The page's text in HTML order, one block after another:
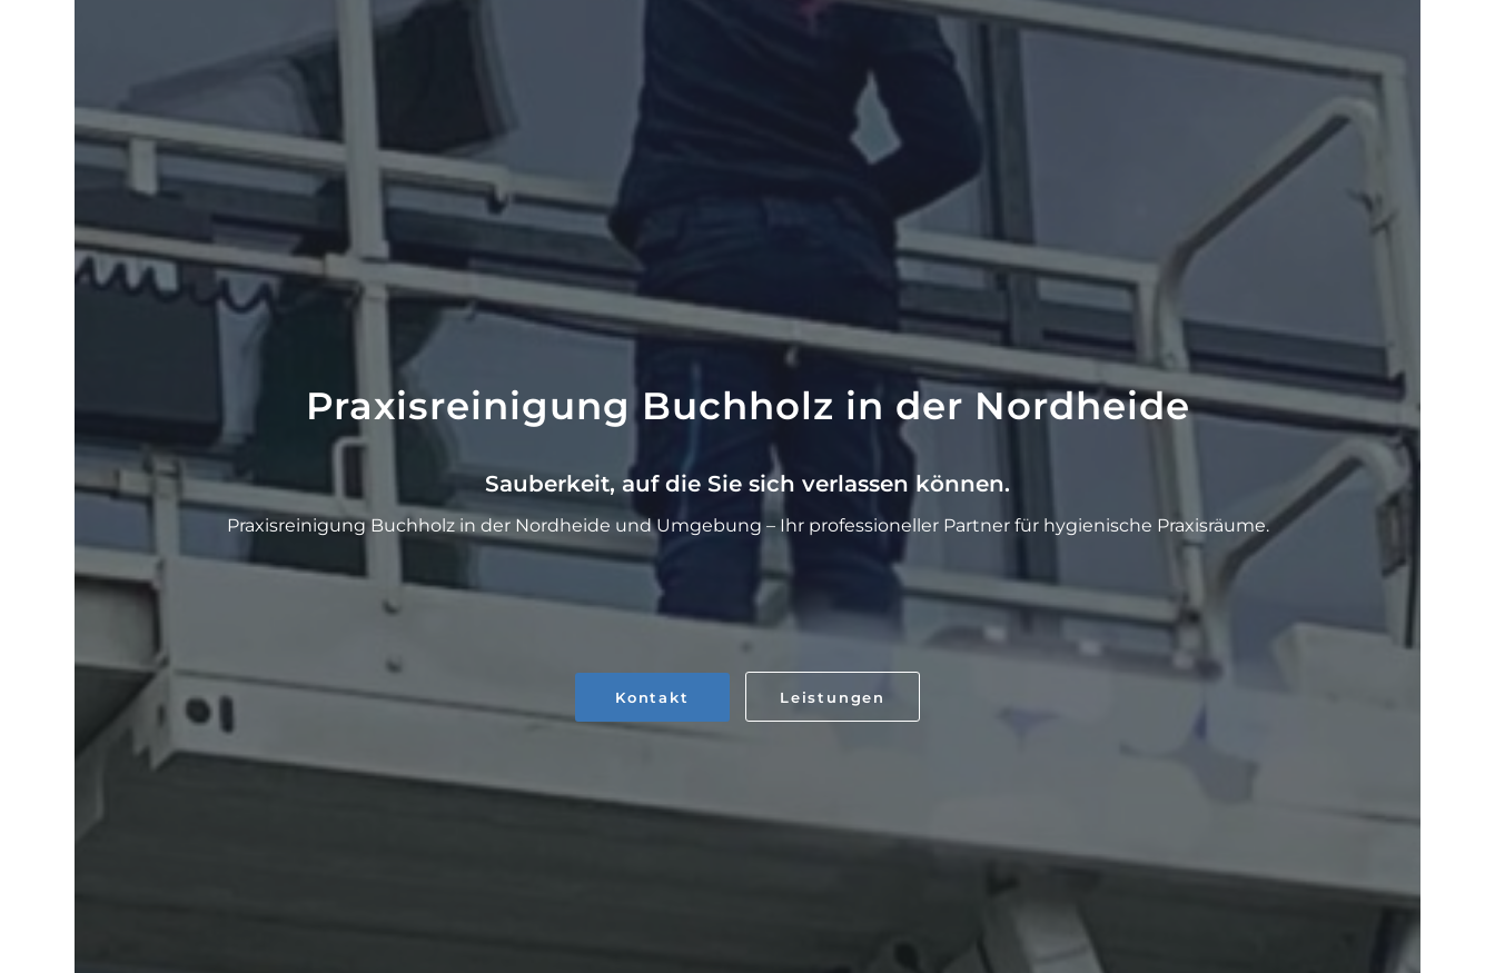
Praxisreinigung Buchholz in der Nordheide
Sauberkeit, auf die Sie sich verlassen können.
Praxisreinigung Buchholz in der Nordheide und Umgebung – Ihr professioneller Partner für hygienische Praxisräume.
Kontakt Leistungen